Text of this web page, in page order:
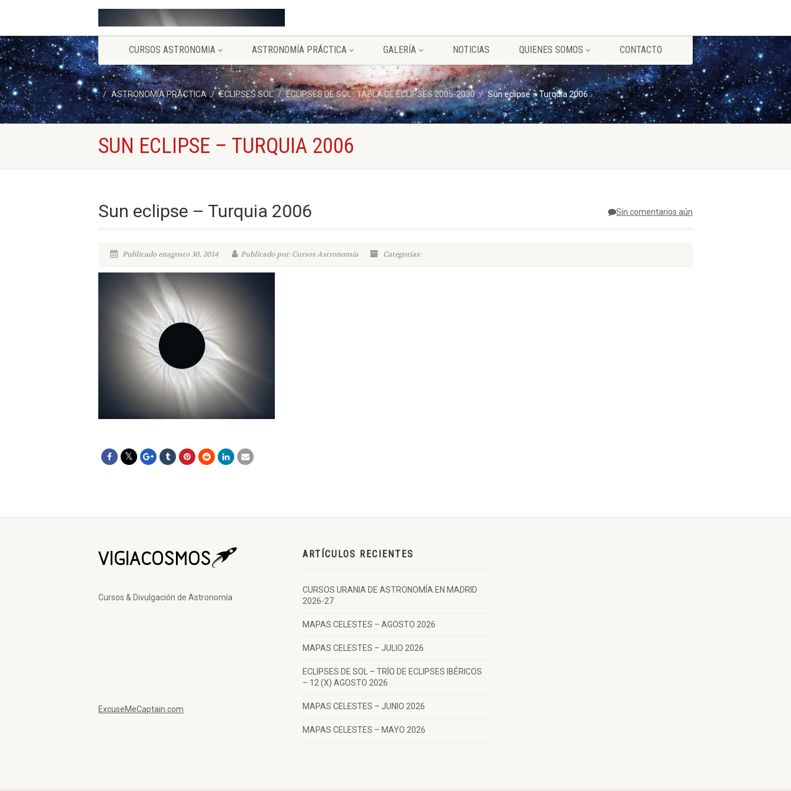
CURSOS ASTRONOMIA ASTRONOMÍA PRÁCTICA GALERÍA NOTICIAS QUIENES SOMOS CONTACTO
ASTRONOMÍA PRÁCTICA ECLIPSES SOL ECLIPSES DE SOL : TABLA DE ECLIPSES 2005-2030 Sun eclipse – Turquia 2006
SUN ECLIPSE – TURQUIA 2006
Sin comentarios aún
Sun eclipse – Turquia 2006
Publicado enagosto 30, 2014 Publicado por: Cursos Astronomía Categorías:
Cursos & Divulgación de Astronomía
ExcuseMeCaptain.com
ARTÍCULOS RECIENTES
CURSOS URANIA DE ASTRONOMÍA EN MADRID
2026-27
MAPAS CELESTES – AGOSTO 2026
MAPAS CELESTES – JULIO 2026
ECLIPSES DE SOL – TRÍO DE ECLIPSES IBÉRICOS
– 12 (X) AGOSTO 2026
MAPAS CELESTES – JUNIO 2026
MAPAS CELESTES – MAYO 2026